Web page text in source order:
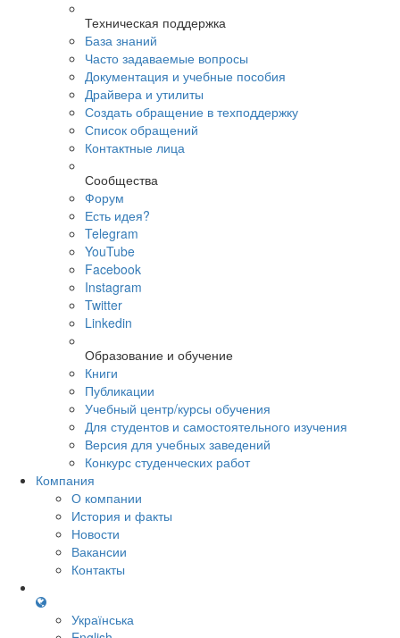
Техническая поддержка
База знаний
Часто задаваемые вопросы
Документация и учебные пособия
Драйвера и утилиты
Создать обращение в техподдержку
Список обращений
Контактные лица
Сообщества
Форум
Есть идея?
Telegram
YouTube
Facebook
Instagram
Twitter
Linkedin
Образование и обучение
Книги
Публикации
Учебный центр/курсы обучения
Для студентов и самостоятельного изучения
Версия для учебных заведений
Конкурс студенческих работ
Компания
О компании
История и факты
Новости
Вакансии
Контакты
Українська